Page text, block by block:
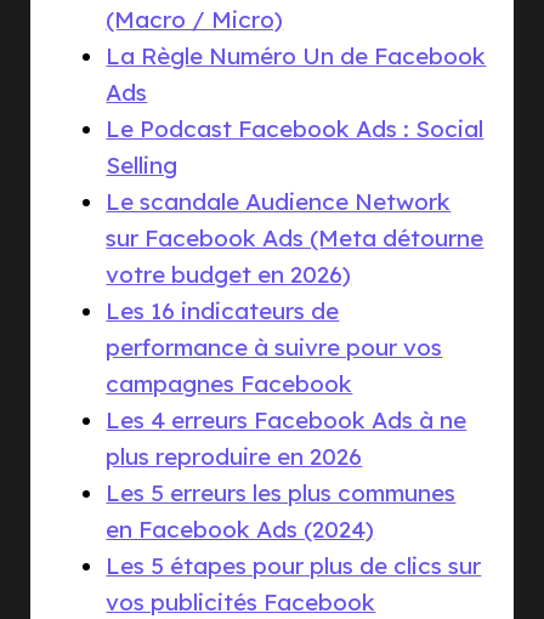
(Macro / Micro)
La Règle Numéro Un de Facebook
Ads
Le Podcast Facebook Ads : Social
Selling
Le scandale Audience Network
sur Facebook Ads (Meta détourne
votre budget en 2026)
Les 16 indicateurs de
performance à suivre pour vos
campagnes Facebook
Les 4 erreurs Facebook Ads à ne
plus reproduire en 2026
Les 5 erreurs les plus communes
en Facebook Ads (2024)
Les 5 étapes pour plus de clics sur
vos publicités Facebook